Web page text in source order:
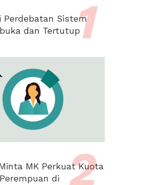
Perdebatan Sistem
dan Tertutup
MK Perkuat Kuota
di